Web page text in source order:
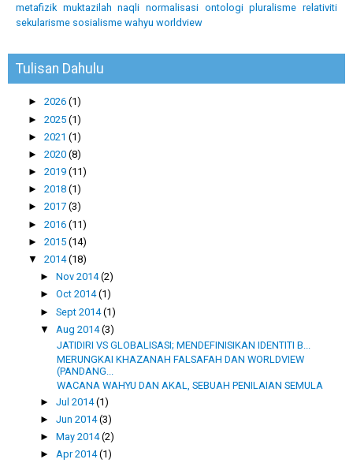
metafizik muktazilah naqli normalisasi ontologi pluralisme relativiti
sekularisme sosialisme wahyu worldview
Tulisan Dahulu
► 2026 (1)
► 2025 (1)
► 2021 (1)
► 2020 (8)
► 2019 (11)
► 2018 (1)
► 2017 (3)
► 2016 (11)
► 2015 (14)
▼ 2014(18)
►Nov 2014(2)
►Oct 2014(1)
►Sept 2014(1)
▼ Aug 2014(3)
JATIDIRI VS GLOBALISASI; MENDEFINISIKAN IDENTITI B...
MERUNGKAI KHAZANAH FALSAFAH DAN WORLDVIEW
(PANDANG...
WACANA WAHYU DAN AKAL, SEBUAH PENILAIAN SEMULA
►Jul 2014(1)
►Jun 2014(3)
►May 2014(2)
►Apr 2014(1)